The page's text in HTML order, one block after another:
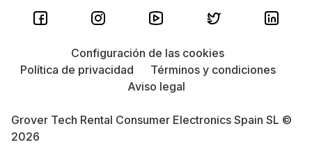
Grover Tech Rental Consumer Electronics Spain SL ©
2026
Configuración de las cookies
Política de privacidad
Términos y condiciones
Aviso legal